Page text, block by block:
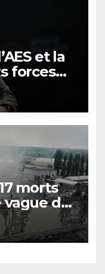
et la
forces
morts
de
et sa